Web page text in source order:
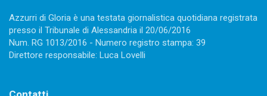
Azzurri di Gloria è una testata giornalistica quotidiana registrata
presso il Tribunale di Alessandria il 20/06/2016
Num. RG 1013/2016 - Numero registro stampa: 39
Direttore responsabile: Luca Lovelli